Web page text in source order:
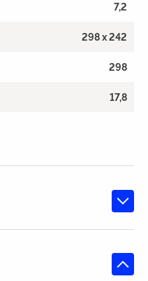
7,2
298 x 242
298
17,8